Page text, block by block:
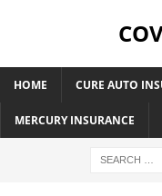
HOME CURE AUTO
MERCURY INSURANCE